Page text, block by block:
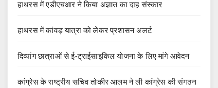
हाथरस में एडीएचआर ने किया अज्ञात का दाह संस्कार
हाथरस में कांवड़ यात्रा को लेकर प्रशासन अलर्ट
दिव्यांग छात्राओं से ई-ट्राईसाइकिल योजना के लिए मांगे आवेदन
कांग्रेस के राष्ट्रीय सचिव तोकीर आलम ने ली कांग्रेस की संगठन